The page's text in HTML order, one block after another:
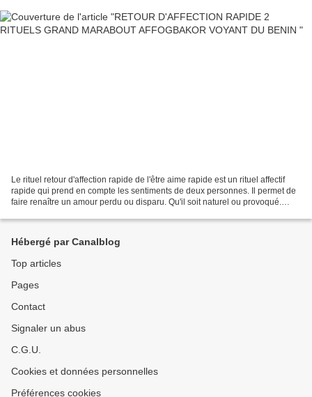
Le rituel retour d'affection rapide de l'être aime rapide est un rituel affectif
rapide qui prend en compte les sentiments de deux personnes. Il permet de
faire renaître un amour perdu ou disparu. Qu'il soit naturel ou provoqué.
Hébergé par Canalblog
Top articles
Pages
Contact
Signaler un abus
C.G.U.
Cookies et données personnelles
Préférences cookies